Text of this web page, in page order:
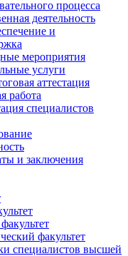
процесса
деятельность
и
мероприятия
услуги
аттестация
работа
специалистов
и заключения
факультет
специалистов высшей